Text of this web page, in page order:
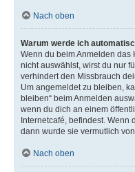
Nach oben
Warum werde ich
Wenn du beim Anmelden das
nicht auswählst, wirst du nur
verhindert den Missbrauch
Um angemeldet zu bleiben,
bleiben“ beim Anmelden
wenn du dich an einem
Internetcafé, befindest. Wenn
dann wurde sie vermutlich
Nach oben